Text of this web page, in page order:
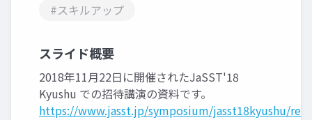
#スキルアップ
スライド概要
2018年11月22日に開催されたJaSST'18
Kyushu での招待講演の資料です。
https://www.jasst.jp/symposium/jasst18kyushu/